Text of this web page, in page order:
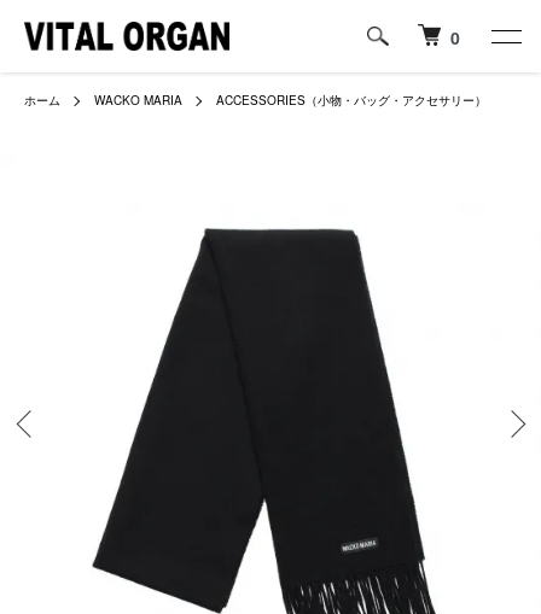
0
ホーム WACKO MARIA ACCESSORIES（小物・バッグ・アクセサリー）